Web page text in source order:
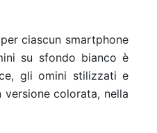
ciascun smartphone
su sfondo bianco è
gli omini stilizzati e
versione colorata, nella